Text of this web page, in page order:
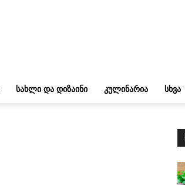
ᲡᲐᲮᲚᲘ ᲓᲐ ᲓᲘᲖᲐᲘᲜᲘ ᲙᲣᲚᲘᲜᲐᲠᲘᲐ ᲡᲮᲕᲐ